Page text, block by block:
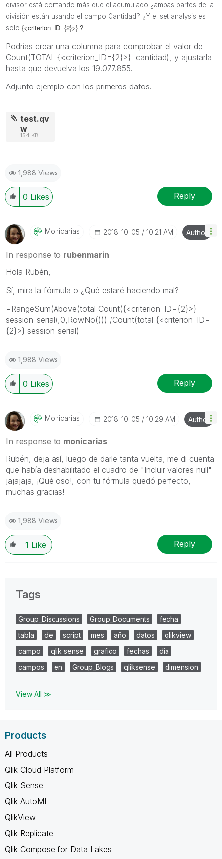
divisor está contando más que el acumulado ¿ambas partes de la
división están usando el campo Cantidad? ¿Y el set analysis es
solo {<criterion_ID={2}>} ?
Podrías crear una columna para comprobar el valor de
Count(TOTAL {<criterion_ID={2}>} cantidad), y ajustarla
hasta que devuelva los 19.077.855.
Adjunto ejemplo con los primeros datos.
test.qv
w
154 KB
1,988 Views
0 Likes Reply
Monicarias ‎2018-10-05 10:21 AM Author
In response to rubenmarin
Hola Rubén,
Sí, mira la fórmula o ¿Qué estaré haciendo mal?
=RangeSum(Above(total Count({<criterion_ID={2}>}
session_serial),0,RowNo())) /Count(total {<criterion_ID=
{2}>} session_serial)
1,988 Views
0 Likes Reply
Monicarias ‎2018-10-05 10:29 AM Author
In response to monicarias
Rubén, deja así, luego de darle tanta vuelta, me di cuenta
que había deshabilitado el cuadro de "Incluir valores null"
jajajaja, ¡Qué oso!, con tu fórmula quedó perfecto,
muchas gracias!
1,988 Views
1 Like Reply
Tags
Group_Discussions Group_Documents
fecha
tabla
de script mes año datos
qlikview
campo
qlik sense grafico fechas
dia
campos
en Group_Blogs qliksense dimension
View All ≫
Products
All Products
Qlik Cloud Platform
Qlik Sense
Qlik AutoML
QlikView
Qlik Replicate
Qlik Compose for Data Lakes